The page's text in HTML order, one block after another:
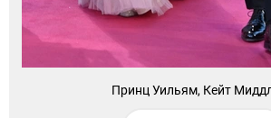
Принц Уильям, Кейт